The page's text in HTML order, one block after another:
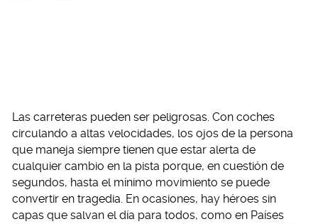
Las carreteras pueden ser peligrosas. Con coches
circulando a altas velocidades, los ojos de la persona
que maneja siempre tienen que estar alerta de
cualquier cambio en la pista porque, en cuestión de
segundos, hasta el mínimo movimiento se puede
convertir en tragedia. En ocasiones, hay héroes sin
capas que salvan el día para todos, como en Países